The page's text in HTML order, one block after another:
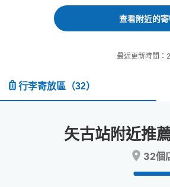
查看附近的
最近更新時間：
行李寄放區 （32）
矢古站附近推
32個